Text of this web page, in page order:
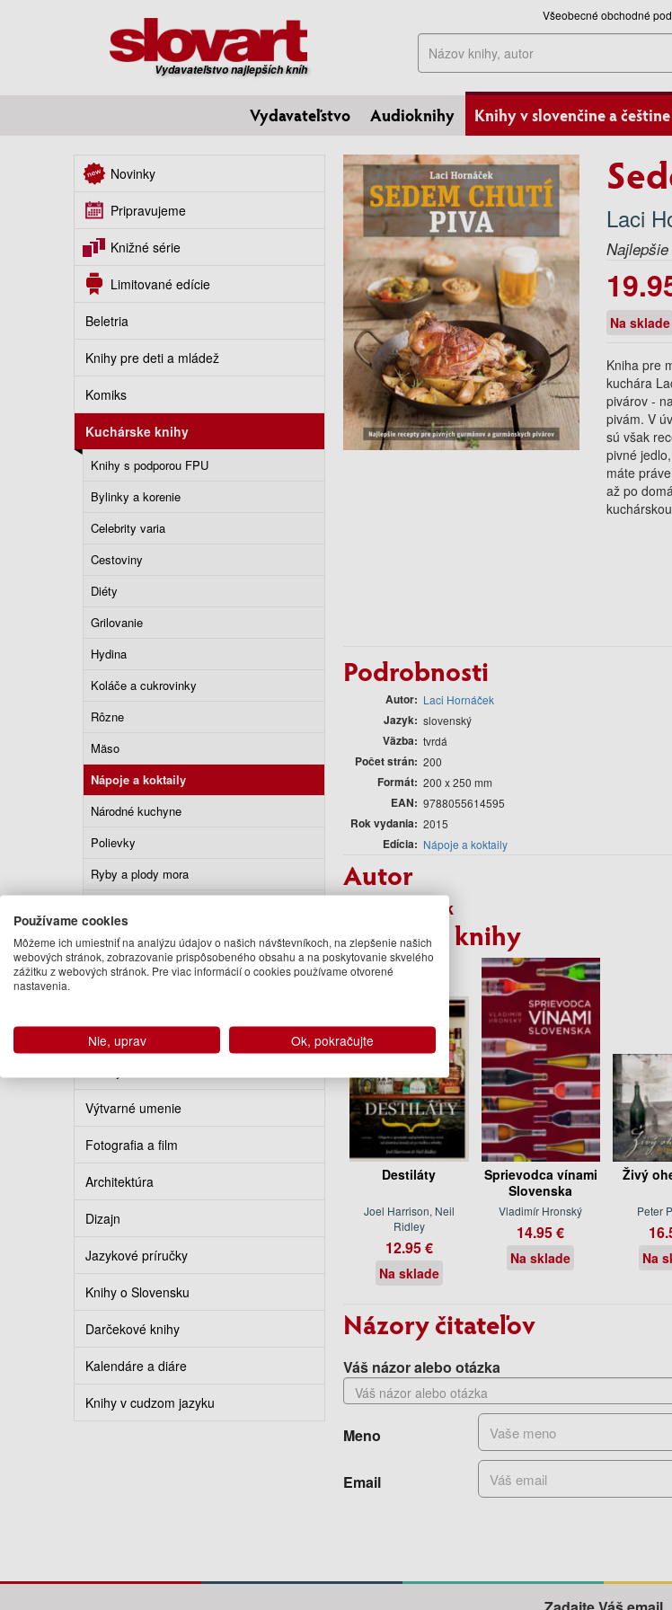
Vydavateľstvo najlepších kníh
Všeobecné obchodné
Hľadať
Vydavateľstvo Audioknihy Knihy v slovenčine a češtine
Novinky
Pripravujeme
Knižné série
Limitované edície
Beletria
Knihy pre deti a mládež
Komiks
Kuchárske knihy
Knihy s podporou FPU
Bylinky a korenie
Celebrity varia
Cestoviny
Diéty
Grilovanie
Hydina
Koláče a cukrovinky
Rôzne
Mäso
Nápoje a koktaily
Národné kuchyne
Polievky
Ryby a plody mora
Šaláty
Wok
Literatúra faktu
Výtvarné umenie
Fotografia a film
Architektúra
Dizajn
Jazykové príručky
Knihy o Slovensku
Darčekové knihy
Kalendáre a diáre
Knihy v cudzom jazyku
Laci
Na sklade
Kniha pre
kuchára
pivárov -
pivám. V
sú však
pivné
máte
až po
Podrobnosti
Autor Laci Hornáček
Jazyk slovenský
Väzba tvrdá
Počet strán 200
Formát 200 x 250 mm
EAN 9788055614595
Rok vydania 2015
Edícia Nápoje a koktaily
Autor
Laci Hornáček
Podobné knihy
Destiláty
Joel Harrison, Neil
Ridley
12.95 €
Na sklade
Sprievodca vínami
Slovenska
Vladimír Hronský
14.95 €
Na sklade
Živý
Peter
Na
Názory čitateľov
Váš názor alebo otázka
Meno
Email
Používame cookies
Môžeme ich umiestniť na analýzu údajov o našich návštevníkoch, na zlepšenie našich
webových stránok, zobrazovanie prispôsobeného obsahu a na poskytovanie skvelého
zážitku z webových stránok. Pre viac informácií o cookies používame otvorené
nastavenia.
Nie, uprav Ok, pokračujte